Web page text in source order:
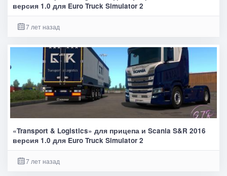
версия 1.0 для Euro Truck Simulator 2
7 лет назад
«Transport & Logistics» для прицепа и Scania S&R 2016
версия 1.0 для Euro Truck Simulator 2
7 лет назад